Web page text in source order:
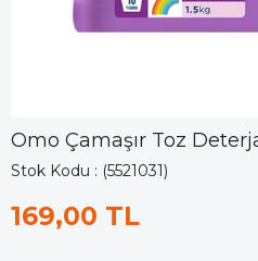
Omo Çamaşır Toz
Stok Kodu (5521031)
169,00 TL